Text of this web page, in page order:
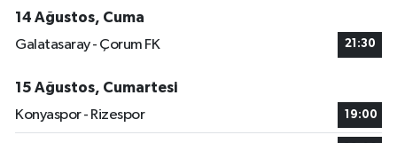
14 Ağustos, Cuma
Galatasaray - Çorum FK
21:30
15 Ağustos, Cumartesi
Konyaspor - Rizespor
19:00